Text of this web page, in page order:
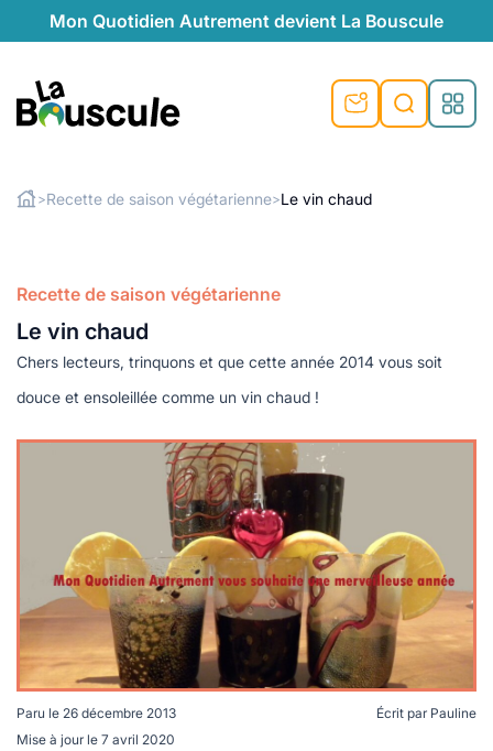
Mon Quotidien Autrement devient La Bouscule
préventive
au naturel
végétariennes
locales
plus de recyclage
responsables
durables
naturel
douce
>Recette de saison végétarienne>Le vin chaud
Recette de saison végétarienne
Le vin chaud
Chers lecteurs, trinquons et que cette année 2014 vous soit
douce et ensoleillée comme un vin chaud !
Paru le 26 décembre 2013
Mise à jour le 7 avril 2020
Écrit par Pauline